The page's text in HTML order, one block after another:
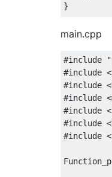
}
void
    std
::
while
{
main.cpp
#include
#include
#include
#include
#include
#include
#include